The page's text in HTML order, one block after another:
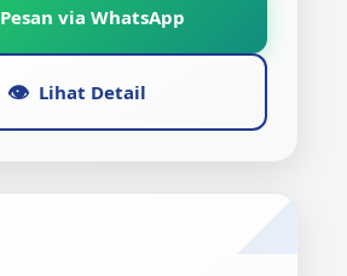
Pesan via WhatsApp
👁️ Lihat Detail